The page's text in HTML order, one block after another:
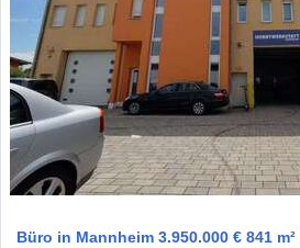
Büro in Mannheim 3.950.000 € 841 m²